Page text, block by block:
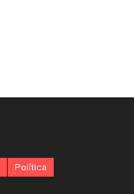
Política